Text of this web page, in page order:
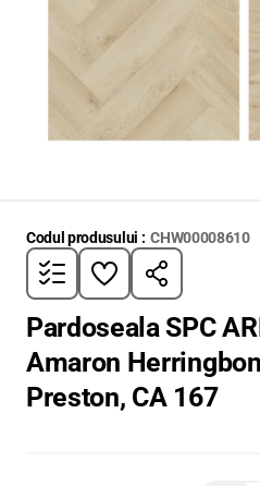
Codul produsului : CHW00008610
Pardoseala SPC
Amaron
Preston, CA 167